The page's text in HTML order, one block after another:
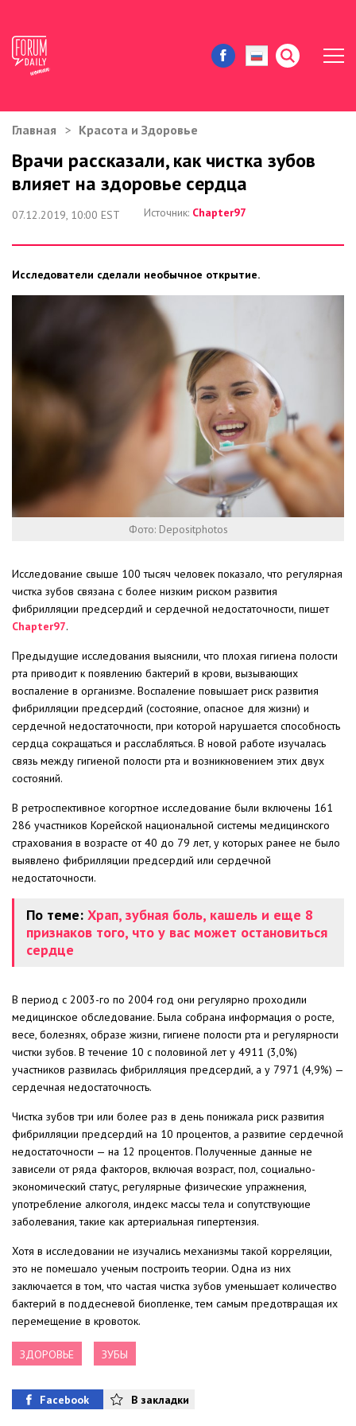
ЖИЗНЬ И ИСТОРИИ
ИММИГРАЦИЯ В США
ЗНАМЕНИТОСТИ
ЗДОРОВЬЕ И КРАСОТА
Главная Красота и Здоровье
Врачи рассказали, как чистка зубов
влияет на здоровье сердца
07.12.2019, 10:00 EST Источник: Chapter97
Исследователи сделали необычное открытие.
Фото: Depositphotos
Исследование свыше 100 тысяч человек показало, что регулярная
чистка зубов связана с более низким риском развития
фибрилляции предсердий и сердечной недостаточности, пишет
Chapter97.
Предыдущие исследования выяснили, что плохая гигиена полости
рта приводит к появлению бактерий в крови, вызывающих
воспаление в организме. Воспаление повышает риск развития
фибрилляции предсердий (состояние, опасное для жизни) и
сердечной недостаточности, при которой нарушается способность
сердца сокращаться и расслабляться. В новой работе изучалась
связь между гигиеной полости рта и возникновением этих двух
состояний.
В ретроспективное когортное исследование были включены 161
286 участников Корейской национальной системы медицинского
страхования в возрасте от 40 до 79 лет, у которых ранее не было
выявлено фибрилляции предсердий или сердечной
недостаточности.
По теме: Храп, зубная боль, кашель и еще 8
признаков того, что у ваc может остановиться
сердце
В период с 2003-го по 2004 год они регулярно проходили
медицинское обследование. Была собрана информация о росте,
весе, болезнях, образе жизни, гигиене полости рта и регулярности
чистки зубов. В течение 10 с половиной лет у 4911 (3,0%)
участников развилась фибрилляция предсердий, а у 7971 (4,9%) —
сердечная недостаточность.
Чистка зубов три или более раз в день понижала риск развития
фибрилляции предсердий на 10 процентов, а развитие сердечной
недостаточности — на 12 процентов. Полученные данные не
зависели от ряда факторов, включая возраст, пол, социально-
экономический статус, регулярные физические упражнения,
употребление алкоголя, индекс массы тела и сопутствующие
заболевания, такие как артериальная гипертензия.
Хотя в исследовании не изучались механизмы такой корреляции,
это не помешало ученым построить теории. Одна из них
заключается в том, что частая чистка зубов уменьшает количество
бактерий в поддесневой биопленке, тем самым предотвращая их
перемещение в кровоток.
ЗДОРОВЬЕ ЗУБЫ
Facebook В закладки